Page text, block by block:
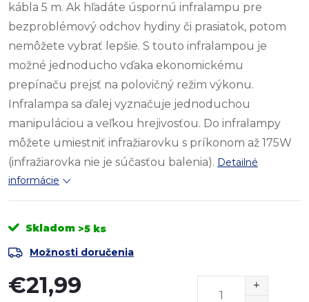
kábla 5 m. Ak hľadáte úspornú infralampu pre
bezproblémový odchov hydiny či prasiatok, potom
nemôžete vybrať lepšie. S touto infralampou je
možné jednoducho vďaka ekonomickému
prepínaču prejsť na polovičný režim výkonu.
Infralampa sa ďalej vyznačuje jednoduchou
manipuláciou a veľkou hrejivosťou. Do infralampy
môžete umiestniť infražiarovku s príkonom až 175W
(infražiarovka nie je súčasťou balenia). Detailné
informácie
Skladom >5 ks
Možnosti doručenia
€21,99